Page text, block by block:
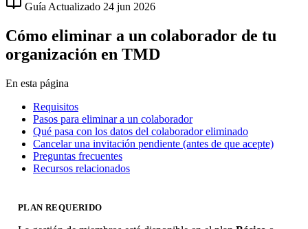
Guía Actualizado 24 jun 2026
Cómo eliminar a un colaborador de tu
organización en TMD
En esta página
Requisitos
Pasos para eliminar a un colaborador
Qué pasa con los datos del colaborador eliminado
Cancelar una invitación pendiente (antes de que acepte)
Preguntas frecuentes
Recursos relacionados
PLAN REQUERIDO